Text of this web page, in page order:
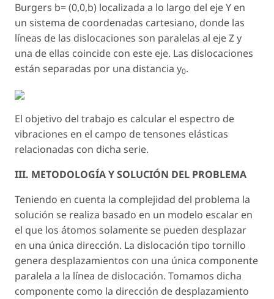
Burgers b= (0,0,b) localizada a lo largo del eje Y en
un sistema de coordenadas cartesiano, donde las
líneas de las dislocaciones son paralelas al eje Z y
una de ellas coincide con este eje. Las dislocaciones
están separadas por una distancia y0.
El objetivo del trabajo es calcular el espectro de
vibraciones en el campo de tensones elásticas
relacionadas con dicha serie.
III. METODOLOGÍA Y SOLUCIÓN DEL PROBLEMA
Teniendo en cuenta la complejidad del problema la
solución se realiza basado en un modelo escalar en
el que los átomos solamente se pueden desplazar
en una única dirección. La dislocación tipo tornillo
genera desplazamientos con una única componente
paralela a la línea de dislocación. Tomamos dicha
componente como la dirección de desplazamiento